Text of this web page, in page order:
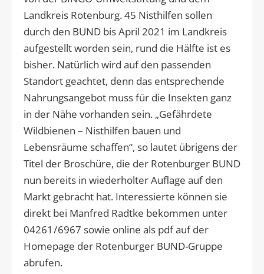
Landkreis Rotenburg. 45 Nisthilfen sollen
durch den BUND bis April 2021 im Landkreis
aufgestellt worden sein, rund die Hälfte ist es
bisher. Natürlich wird auf den passenden
Standort geachtet, denn das entsprechende
Nahrungsangebot muss für die Insekten ganz
in der Nähe vorhanden sein. „Gefährdete
Wildbienen – Nisthilfen bauen und
Lebensräume schaffen“, so lautet übrigens der
Titel der Broschüre, die der Rotenburger BUND
nun bereits in wiederholter Auflage auf den
Markt gebracht hat. Interessierte können sie
direkt bei Manfred Radtke bekommen unter
04261 / 6967 sowie online als pdf auf der
Homepage der Rotenburger BUND-Gruppe
abrufen.